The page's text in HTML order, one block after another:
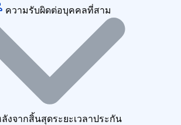
ความรับผิดต่อบุคคลที่สาม
งจากสิ้นสุดระยะเวลาประกัน